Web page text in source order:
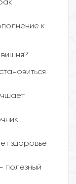
к
здоровье
полезный